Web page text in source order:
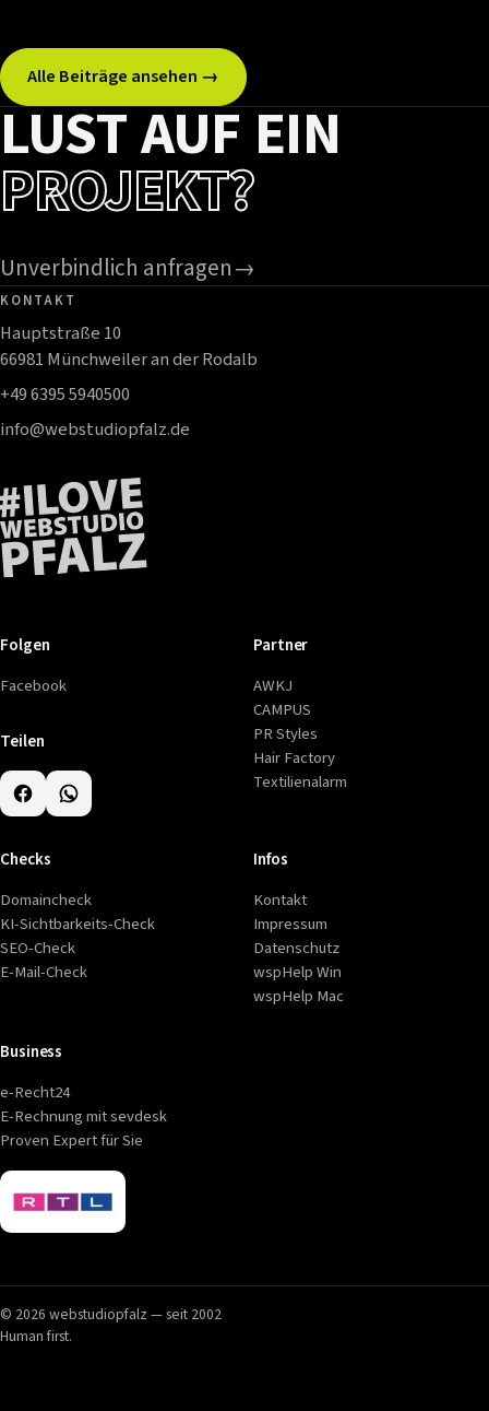
Alle Beiträge ansehen →
LUST AUF EIN
PROJEKT?
Unverbindlich anfragen→
KONTAKT
Hauptstraße 10
66981 Münchweiler an der Rodalb
+49 6395 5940500
info@webstudiopfalz.de
Folgen
Facebook
Teilen
Partner
AWKJ
CAMPUS
PR Styles
Hair Factory
Textilienalarm
Checks
Domaincheck
KI-Sichtbarkeits-Check
SEO-Check
E-Mail-Check
Infos
Kontakt
Impressum
Datenschutz
wspHelp Win
wspHelp Mac
Business
e-Recht24
E-Rechnung mit sevdesk
Proven Expert für Sie
© 2026 webstudiopfalz — seit 2002
Human first.